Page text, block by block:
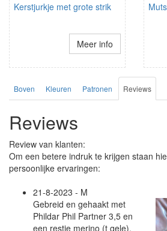
Kerstjurkje met grote strik
Meer info
Boven Kleuren Patronen Reviews
Reviews
Review van klanten:
Om een betere indruk te krijgen staan
persoonlijke ervaringen:
21-8-2023 - M
Gebreid en gehaakt met
Phildar Phil Partner 3,5 en
een restje merino (t gele).